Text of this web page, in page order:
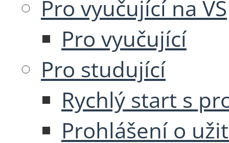
Pro vyučující na VŠ
Pro vyučující
Pro studující
Rychlý start s
Prohlášení o